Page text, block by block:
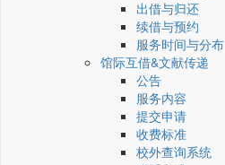
出借与归还
续借与预约
服务时间与分布
馆际互借&文献传递
公告
服务内容
提交申请
收费标准
校外查询系统